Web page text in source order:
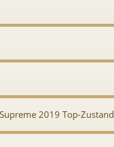
2019 Top-Zustand